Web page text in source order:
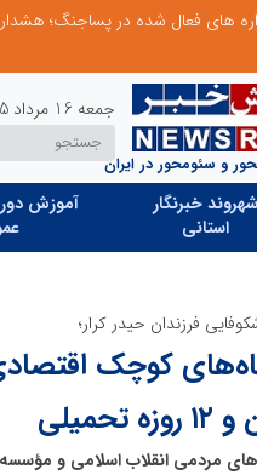
و سئومحور در ایران
جمعه 16 مرداد 1405
شهروند خبرنگار
استانی
آموزش
فرزندان حیدر کرار؛
کوچک
مردمی انقلاب اسلامی و